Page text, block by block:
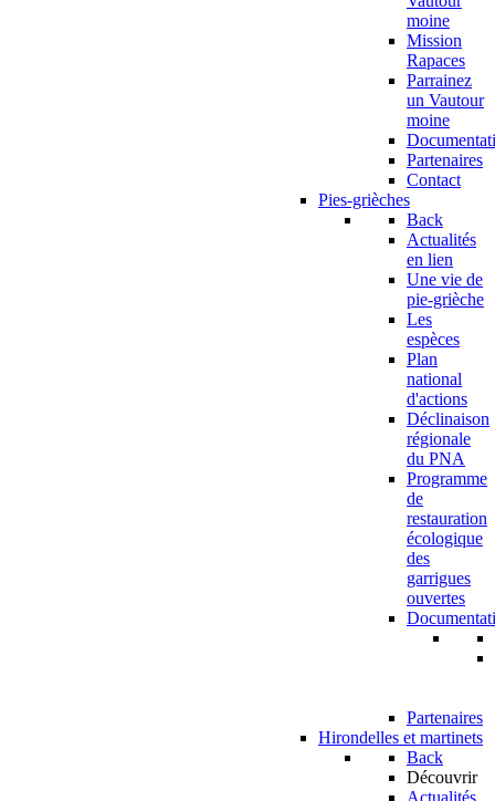
moine
Mission
Rapaces
Parrainez
un Vautour
moine
Partenaires
Contact
Pies-grièches
Back
Actualités
en lien
Une vie de
pie-grièche
Les
espèces
Plan
national
d'actions
Déclinaison
régionale
du PNA
Programme
de
restauration
écologique
des
garrigues
ouvertes
Partenaires
Hirondelles et martinets
Back
Découvrir